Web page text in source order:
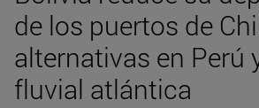
de los puertos de
alternativas en Perú
fluvial atlántica